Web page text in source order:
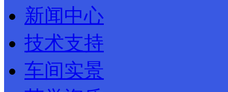
新闻中心
技术支持
车间实景